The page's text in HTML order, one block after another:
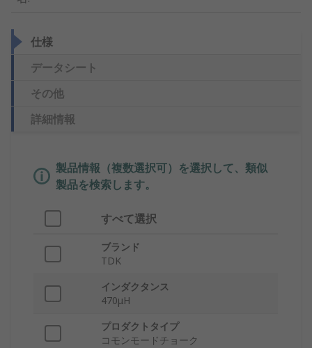
仕様
データシート
その他
詳細情報
製品情報（複数選択可）を選択して、類似
製品を検索します。
すべて選択
ブランド
TDK
インダクタンス
470μH
プロダクトタイプ
コモンモードチョーク